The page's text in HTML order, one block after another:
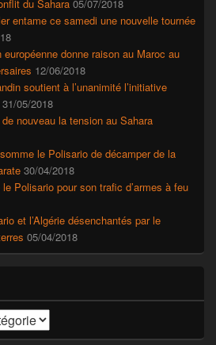
du Sahara 05/07/2018
entame ce samedi une nouvelle tournée
donne raison au Maroc au
12/06/2018
soutient à l’unanimité l’initiative
31/05/2018
nouveau la tension au Sahara
le Polisario de décamper de la
30/04/2018
Polisario pour son trafic d’armes à feu
et l’Algérie désenchantés par le
05/04/2018